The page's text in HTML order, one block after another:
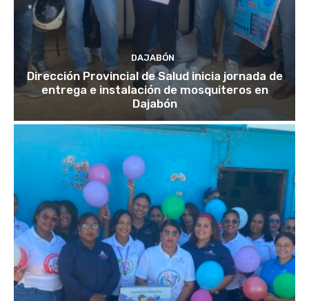
DAJABÓN
Dirección Provincial de Salud inicia jornada de
entrega e instalación de mosquiteros en
Dajabón